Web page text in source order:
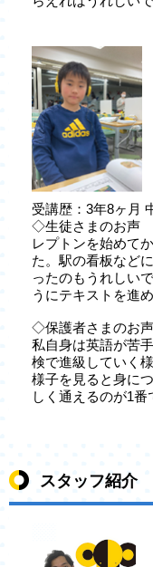
受講歴：3年8ヶ月
◇生徒さまのお声
レプトンを始めて
た。駅の看板など
ったのもうれしい
うにテキストを進
◇保護者さまのお声
私自身は英語が苦
検で進級していく
様子を見ると身に
しく通えるのが1番
スタッフ紹介